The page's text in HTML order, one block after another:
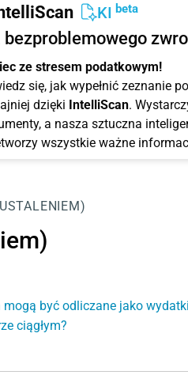
KI beta
bezproblemowego
ze stresem podatkowym!
się, jak wypełnić zeznanie
dzięki IntelliScan.
a nasza sztuczna
wszystkie ważne
być odliczane jako
ciągłym?